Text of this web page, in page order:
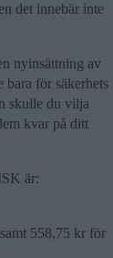
det innebär inte
nyinsättning av
för säkerhets
skulle du vilja
kvar på ditt
är:
558,75 kr för